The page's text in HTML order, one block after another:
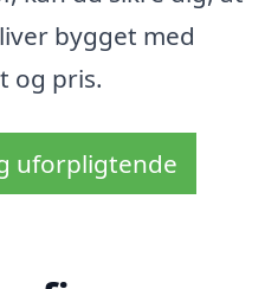
bygget med
og pris.
uforpligtende